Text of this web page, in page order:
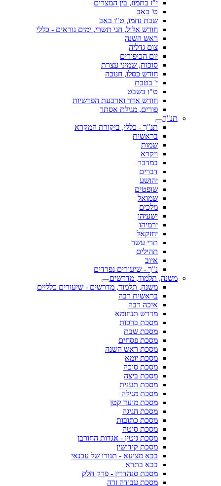
י"ז בתמוז, בין המצרים
ט' באב
שבת נחמו, ט"ו באב
חודש אלול, חגי תשרי, ימים נוראים - כללי
ראש השנה
צום גדליה
יום הכיפורים
סוכות, שמיני עצרת
חודש כסלו, חנוכה
י' בטבת
ט"ו בשבט
חודש אדר וארבעת הפרשיות
פורים, מגילת אסתר
תנ"ך
תנ"ך - כללי, ביקורת המקרא
בראשית
שמות
ויקרא
במדבר
דברים
יהושע
שופטים
שמואל
מלכים
ישעיהו
ירמיהו
יחזקאל
תרי עשר
תהילים
איוב
נ"ך - שיעורים נפרדים
משנה, תלמוד, מדרשים
משנה, תלמוד, מדרשים - שיעורים כלליים
בראשית רבה
איכה רבה
מדרש תנחומא
מסכת ברכות
מסכת שבת
מסכת פסחים
מסכת ראש השנה
מסכת יומא
מסכת סוכה
מסכת ביצה
מסכת תענית
מסכת מגילה
מסכת מועד קטן
מסכת חגיגה
מסכת כתובות
מסכת סוטה
מסכת גיטין - אגדות החורבן
מסכת קידושין
בבא מציעא - תנורו של עכנאי
בבא בתרא
מסכת סנהדרין - פרק חלק
מסכת עבודה זרה